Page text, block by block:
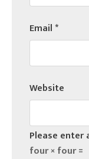
Email*
Website
Please enter
four × four =